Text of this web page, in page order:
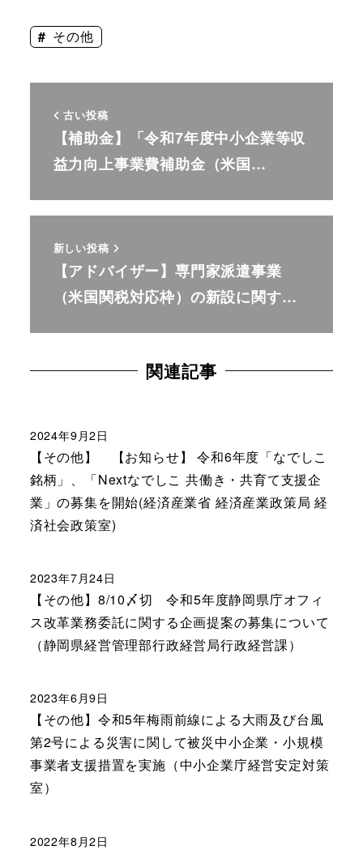
その他
古い投稿
【補助金】「令和7年度中小企業等収
益力向上事業費補助金（米国…
新しい投稿
【アドバイザー】専門家派遣事業
（米国関税対応枠）の新設に関す…
関連記事
【その他】 【お知らせ】 令和6年度「なでしこ
銘柄」、「Nextなでしこ 共働き・共育て支援企
業」の募集を開始(経済産業省 経済産業政策局 経
済社会政策室)
2024年9月2日
【その他】8/10〆切 令和5年度静岡県庁オフィ
ス改革業務委託に関する企画提案の募集について
（静岡県経営管理部行政経営局行政経営課）
2023年7月24日
【その他】令和5年梅雨前線による大雨及び台風
第2号による災害に関して被災中小企業・小規模
事業者支援措置を実施（中小企業庁経営安定対策
室）
2023年6月9日
2022年8月2日